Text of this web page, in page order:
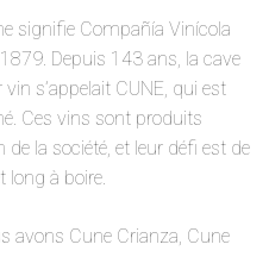
signifie Compañía Vinícola
Depuis 143 ans, la cave
s’appelait CUNE, qui est
Ces vins sont produits
la société, et leur défi est de
long à boire.
avons Cune Crianza, Cune